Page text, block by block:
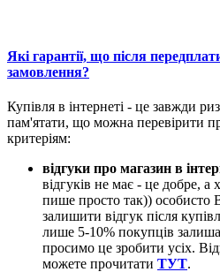
Які гарантії, що після
замовлення?
Купівля в інтернеті - це завжди
пам'ятати, що можна перевірити
критеріям:
відгуки про магазин в
відгуків не має - це добре, а
пише просто так)) особисто
залишити відгук після
лише 5-10% покупців
просимо це зробити усіх.
можете прочитати ТУТ.